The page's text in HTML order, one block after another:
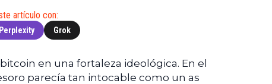
Web3
Trading
artículo con:
Perplexity Grok
en una fortaleza ideológica. En el
parecía tan intocable como un as